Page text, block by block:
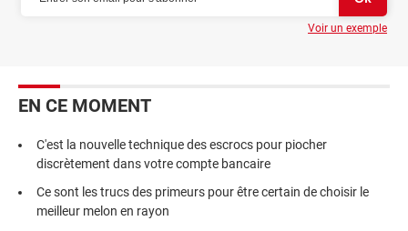
Voir un exemple
EN CE MOMENT
C'est la nouvelle technique des escrocs pour piocher
discrètement dans votre compte bancaire
Ce sont les trucs des primeurs pour être certain de choisir le
meilleur melon en rayon